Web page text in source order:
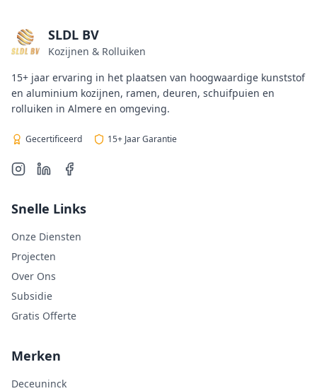
SLDL BV
Kozijnen & Rolluiken
15+ jaar ervaring in het plaatsen van hoogwaardige kunststof
en aluminium kozijnen, ramen, deuren, schuifpuien en
rolluiken in Almere en omgeving.
Gecertificeerd 15+ Jaar Garantie
Snelle Links
Onze Diensten
Projecten
Over Ons
Subsidie
Gratis Offerte
Merken
Deceuninck